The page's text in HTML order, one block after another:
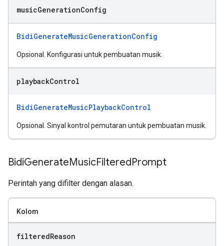
musicGenerationConfig
BidiGenerateMusicGenerationConfig
Opsional. Konfigurasi untuk pembuatan musik.
playbackControl
BidiGenerateMusicPlaybackControl
Opsional. Sinyal kontrol pemutaran untuk pembuatan musik.
BidiGenerateMusicFilteredPrompt
Perintah yang difilter dengan alasan.
Kolom
filteredReason